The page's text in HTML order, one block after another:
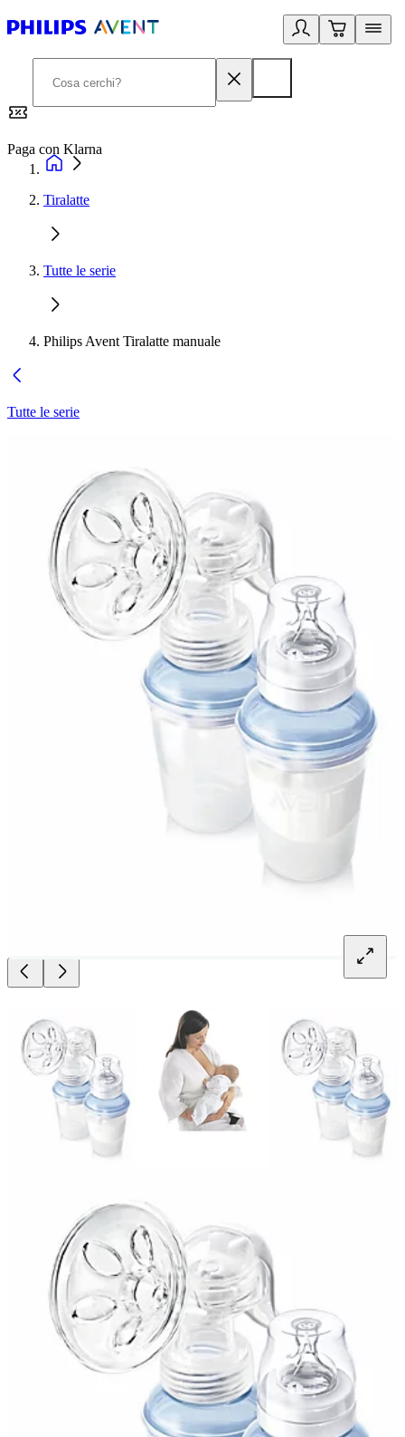
Paga con Klarna
Tiralatte
Tutte le serie
Philips Avent Tiralatte manuale
Tutte le serie